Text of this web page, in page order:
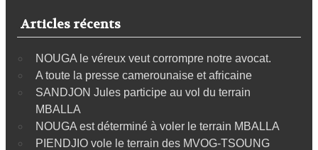
Articles récents
NOUGA le véreux veut corrompre notre avocat.
A toute la presse camerounaise et africaine
SANDJON Jules participe au vol du terrain
MBALLA
NOUGA est déterminé à voler le terrain MBALLA
PIENDJIO vole le terrain des MVOG-TSOUNG